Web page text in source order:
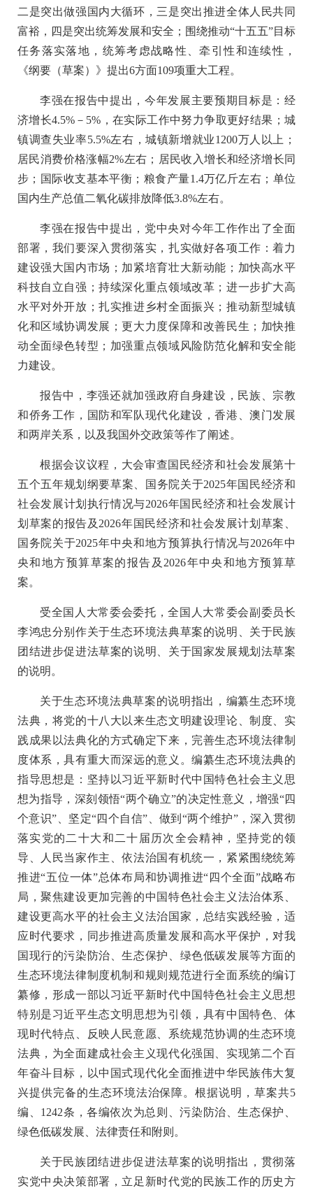
二是突出做强国内大循环，三是突出推进全体人民共同
富裕，四是突出统筹发展和安全；围绕推动“十五五”目标
任务落实落地，统筹考虑战略性、牵引性和连续性，
《纲要（草案）》提出6方面109项重大工程。
李强在报告中提出，今年发展主要预期目标是：经
济增长4.5%－5%，在实际工作中努力争取更好结果；城
镇调查失业率5.5%左右，城镇新增就业1200万人以上；
居民消费价格涨幅2%左右；居民收入增长和经济增长同
步；国际收支基本平衡；粮食产量1.4万亿斤左右；单位
国内生产总值二氧化碳排放降低3.8%左右。
李强在报告中提出，党中央对今年工作作出了全面
部署，我们要深入贯彻落实，扎实做好各项工作：着力
建设强大国内市场；加紧培育壮大新动能；加快高水平
科技自立自强；持续深化重点领域改革；进一步扩大高
水平对外开放；扎实推进乡村全面振兴；推动新型城镇
化和区域协调发展；更大力度保障和改善民生；加快推
动全面绿色转型；加强重点领域风险防范化解和安全能
力建设。
报告中，李强还就加强政府自身建设，民族、宗教
和侨务工作，国防和军队现代化建设，香港、澳门发展
和两岸关系，以及我国外交政策等作了阐述。
根据会议议程，大会审查国民经济和社会发展第十
五个五年规划纲要草案、国务院关于2025年国民经济和
社会发展计划执行情况与2026年国民经济和社会发展计
划草案的报告及2026年国民经济和社会发展计划草案、
国务院关于2025年中央和地方预算执行情况与2026年中
央和地方预算草案的报告及2026年中央和地方预算草
案。
受全国人大常委会委托，全国人大常委会副委员长
李鸿忠分别作关于生态环境法典草案的说明、关于民族
团结进步促进法草案的说明、关于国家发展规划法草案
的说明。
关于生态环境法典草案的说明指出，编纂生态环境
法典，将党的十八大以来生态文明建设理论、制度、实
践成果以法典化的方式确定下来，完善生态环境法律制
度体系，具有重大而深远的意义。编纂生态环境法典的
指导思想是：坚持以习近平新时代中国特色社会主义思
想为指导，深刻领悟“两个确立”的决定性意义，增强“四
个意识”、坚定“四个自信”、做到“两个维护”，深入贯彻
落实党的二十大和二十届历次全会精神，坚持党的领
导、人民当家作主、依法治国有机统一，紧紧围绕统筹
推进“五位一体”总体布局和协调推进“四个全面”战略布
局，聚焦建设更加完善的中国特色社会主义法治体系、
建设更高水平的社会主义法治国家，总结实践经验，适
应时代要求，同步推进高质量发展和高水平保护，对我
国现行的污染防治、生态保护、绿色低碳发展等方面的
生态环境法律制度机制和规则规范进行全面系统的编订
纂修，形成一部以习近平新时代中国特色社会主义思想
特别是习近平生态文明思想为引领，具有中国特色、体
现时代特点、反映人民意愿、系统规范协调的生态环境
法典，为全面建成社会主义现代化强国、实现第二个百
年奋斗目标，以中国式现代化全面推进中华民族伟大复
兴提供完备的生态环境法治保障。根据说明，草案共5
编、1242条，各编依次为总则、污染防治、生态保护、
绿色低碳发展、法律责任和附则。
关于民族团结进步促进法草案的说明指出，贯彻落
实党中央决策部署，立足新时代党的民族工作的历史方